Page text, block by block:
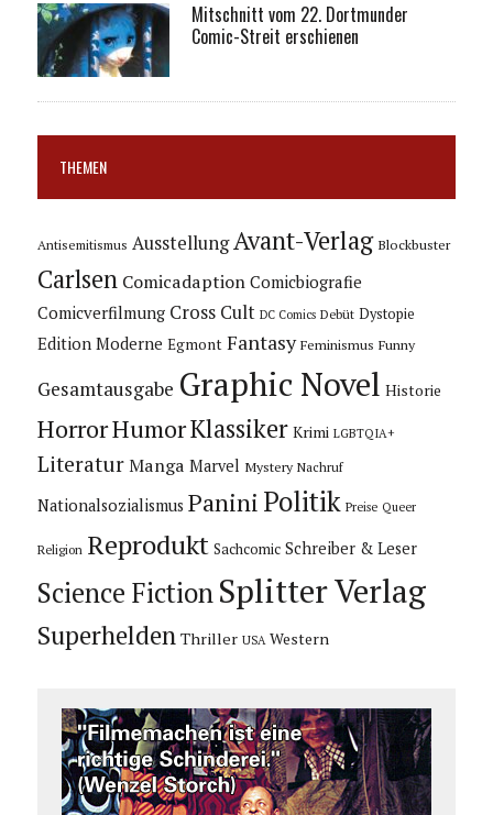
Mitschnitt vom 22. Dortmunder
Comic-Streit erschienen
THEMEN
Antisemitismus Ausstellung Avant-Verlag Blockbuster
Carlsen Comicadaption Comicbiografie
Comicverfilmung Cross Cult DC Comics Debüt Dystopie
Edition Moderne Egmont Fantasy Feminismus Funny
Gesamtausgabe Graphic Novel Historie
HorrorHumorKlassiker Krimi LGBTQIA+
Literatur Manga Marvel Mystery Nachruf
Nationalsozialismus Panini Politik Preise Queer
Religion Reprodukt Sachcomic Schreiber & Leser
Science Fiction Splitter Verlag
Superhelden Thriller USA Western